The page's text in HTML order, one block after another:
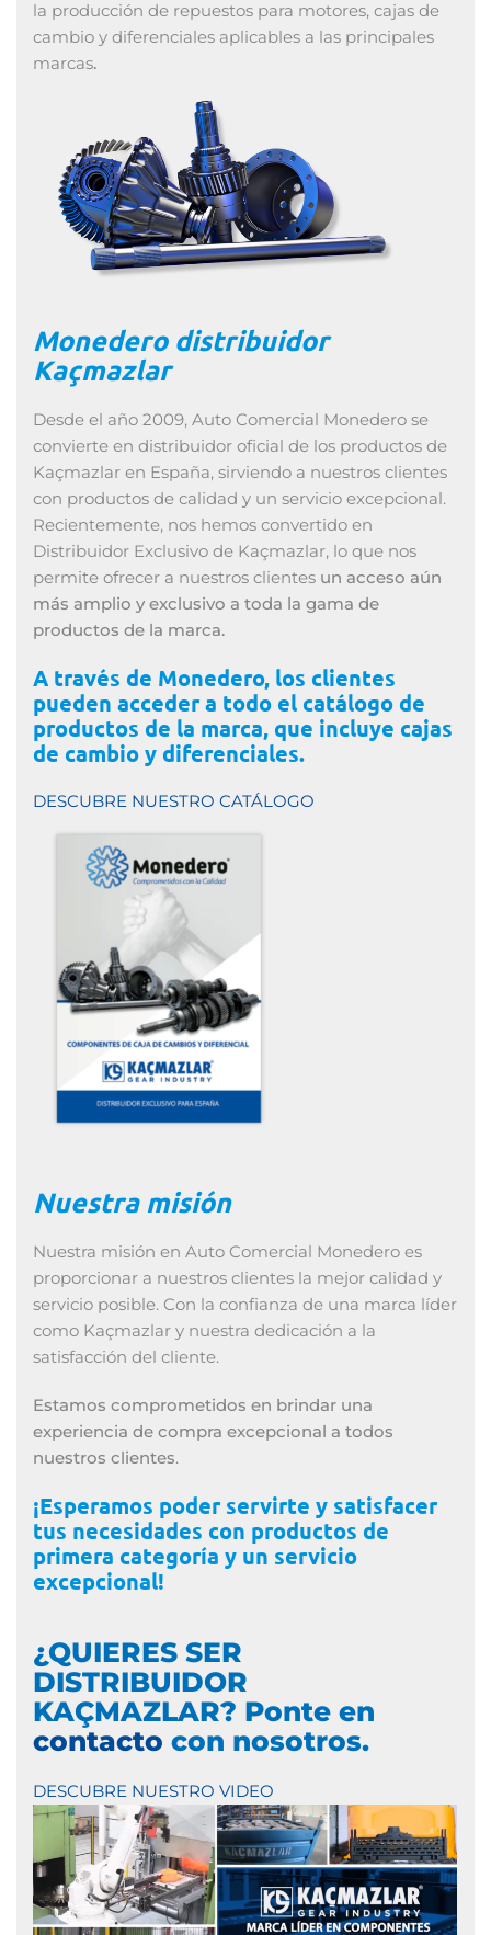
la producción de repuestos para motores, cajas de
cambio y diferenciales aplicables a las principales
marcas.
Monedero distribuidor
Kaçmazlar
Desde el año 2009, Auto Comercial Monedero se
convierte en distribuidor oficial de los productos de
Kaçmazlar en España, sirviendo a nuestros clientes
con productos de calidad y un servicio excepcional.
Recientemente, nos hemos convertido en
Distribuidor Exclusivo de Kaçmazlar, lo que nos
permite ofrecer a nuestros clientes un acceso aún
más amplio y exclusivo a toda la gama de
productos de la marca.
A través de Monedero, los clientes
pueden acceder a todo el catálogo de
productos de la marca, que incluye cajas
de cambio y diferenciales.
DESCUBRE NUESTRO CATÁLOGO
Nuestra misión
Nuestra misión en Auto Comercial Monedero es
proporcionar a nuestros clientes la mejor calidad y
servicio posible. Con la confianza de una marca líder
como Kaçmazlar y nuestra dedicación a la
satisfacción del cliente.
Estamos comprometidos en brindar una
experiencia de compra excepcional a todos
nuestros clientes.
¡Esperamos poder servirte y satisfacer
tus necesidades con productos de
primera categoría y un servicio
excepcional!
¿QUIERES SER
DISTRIBUIDOR
KAÇMAZLAR? Ponte en
contacto con nosotros.
DESCUBRE NUESTRO VIDEO